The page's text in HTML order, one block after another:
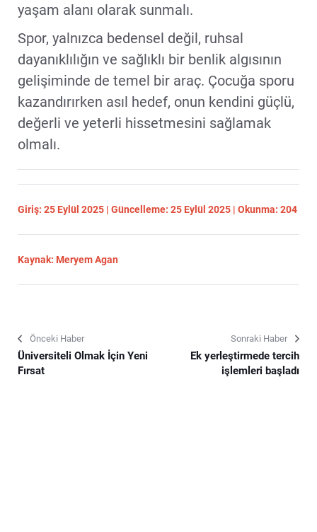
yaşam alanı olarak sunmalı.
Spor, yalnızca bedensel değil, ruhsal
dayanıklılığın ve sağlıklı bir benlik algısının
gelişiminde de temel bir araç. Çocuğa sporu
kazandırırken asıl hedef, onun kendini güçlü,
değerli ve yeterli hissetmesini sağlamak
olmalı.
Giriş: 25 Eylül 2025 | Güncelleme: 25 Eylül 2025 | Okunma: 204
Kaynak: Meryem Agan
Önceki Haber
Üniversiteli Olmak İçin Yeni
Fırsat
Sonraki Haber
Ek yerleştirmede tercih
işlemleri başladı